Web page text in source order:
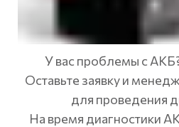
У вас проблемы с
Оставьте заявку и
для проведения
На время диагностики